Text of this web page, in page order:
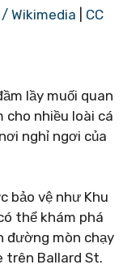
Wikimedia
CC
lầy muối quan
nhiều loài cá
nghỉ ngơi của
bảo vệ như Khu
thể khám phá
đường mòn chạy
trên Ballard St.